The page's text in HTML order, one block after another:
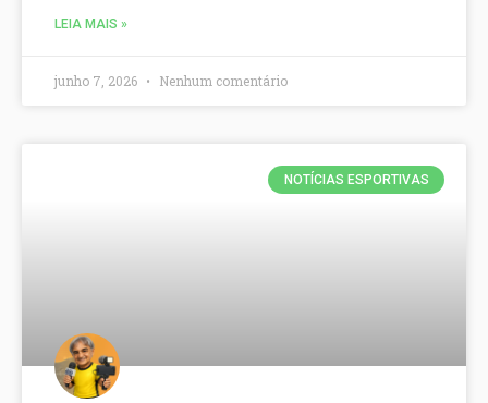
LEIA MAIS »
junho 7, 2026 Nenhum comentário
NOTÍCIAS ESPORTIVAS